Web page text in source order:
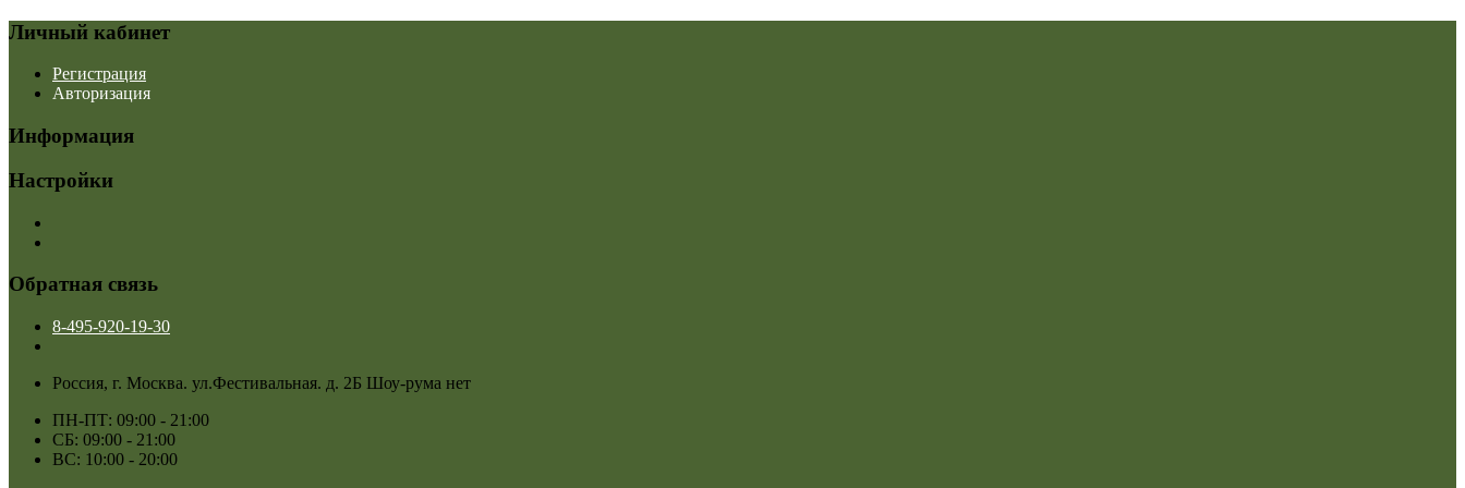
Личный кабинет
Регистрация
Авторизация
Информация
Настройки
Обратная связь
8-495-920-19-30
Россия, г. Москва. ул.Фестивальная. д. 2Б Шоу-рума нет
ПН-ПТ: 09:00 - 21:00
СБ: 09:00 - 21:00
ВС: 10:00 - 20:00